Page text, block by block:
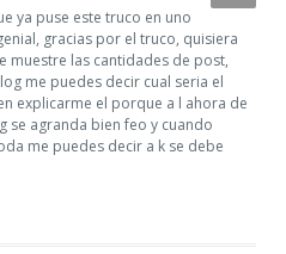
ya puse este truco en uno
gracias por el truco, quisiera
muestre las cantidades de post,
me puedes decir cual seria el
explicarme el porque a l ahora de
se agranda bien feo y cuando
me puedes decir a k se debe